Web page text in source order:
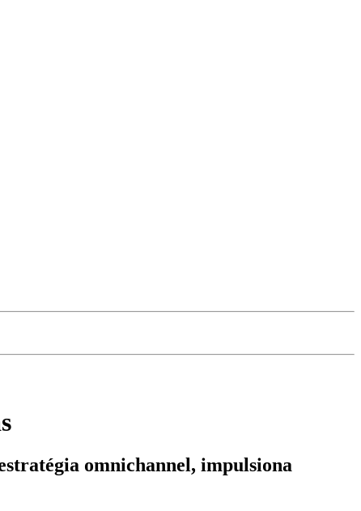
omnichannel, impulsiona